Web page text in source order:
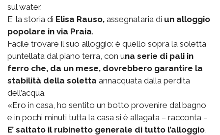
sul water.
E’ la storia di Elisa Rauso, assegnataria di un alloggio
popolare in via Praia.
Facile trovare il suo alloggio: è quello sopra la soletta
puntellata dal piano terra, con una serie di pali in
ferro che, da un mese, dovrebbero garantire la
stabilità della soletta annacquata dalla perdita
dell’acqua.
«Ero in casa, ho sentito un botto provenire dal bagno
e in pochi minuti tutta la casa si è allagata – racconta –
E’ saltato il rubinetto generale di tutto l’alloggio